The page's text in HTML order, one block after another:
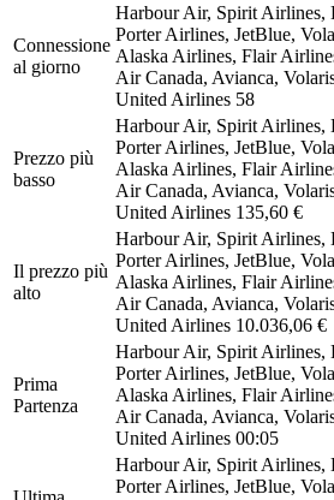
Connessione
al giorno
Harbour Air, Spirit Airlines,
Porter Airlines, JetBlue,
Alaska Airlines, Flair
Air Canada, Avianca,
United Airlines 58
Prezzo più
basso
Harbour Air, Spirit Airlines,
Porter Airlines, JetBlue,
Alaska Airlines, Flair
Air Canada, Avianca,
United Airlines 135,60 €
Il prezzo più
alto
Harbour Air, Spirit Airlines,
Porter Airlines, JetBlue,
Alaska Airlines, Flair
Air Canada, Avianca,
United Airlines 10.036,06 €
Prima
Partenza
Harbour Air, Spirit Airlines,
Porter Airlines, JetBlue,
Alaska Airlines, Flair
Air Canada, Avianca,
United Airlines 00:05
Harbour Air, Spirit Airlines,
Porter Airlines, JetBlue,